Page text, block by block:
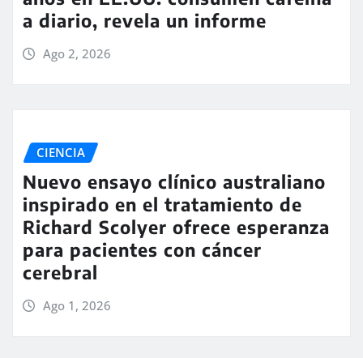
a diario, revela un informe
Ago 2, 2026
CIENCIA
Nuevo ensayo clínico australiano
inspirado en el tratamiento de
Richard Scolyer ofrece esperanza
para pacientes con cáncer
cerebral
Ago 1, 2026